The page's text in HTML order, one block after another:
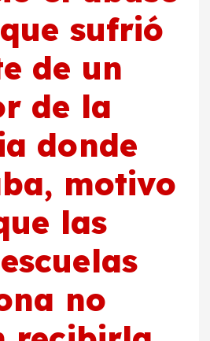
sufrió
de un
de la
donde
motivo
las
no